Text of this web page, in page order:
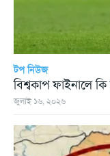
টপ নিউজ
বিশ্বকাপ ফাইনালে
জুলাই ১৬, ২০২৬